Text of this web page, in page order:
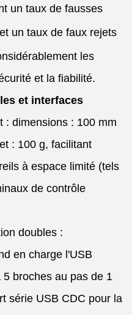
un taux de fausses
et un taux de faux rejets
les
et la fiabilité.
et interfaces
: dimensions : 100 mm
: 100 g, facilitant
à espace limité (tels
de contrôle
doubles :
en charge l'USB
broches au pas de 1
série USB CDC pour la